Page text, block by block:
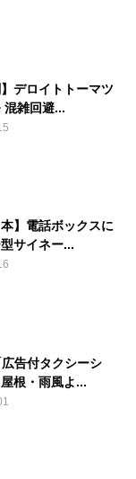
】デロイトトーマツ
混雑回避...
本】電話ボックスに
サイネー...
広告付タクシーシ
根・雨風よ...